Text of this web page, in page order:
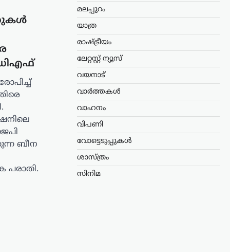
ബീന
പരാതി.
മലപ്പുറം
യാത്ര
രാഷ്ട്രീയം
ലേറ്റസ്റ്റ് ന്യൂസ്
വയനാട്
വാർത്തകൾ
വാഹനം
വിപണി
വോട്ടെടുപ്പുകൾ
ശാസ്ത്രം
സിനിമ